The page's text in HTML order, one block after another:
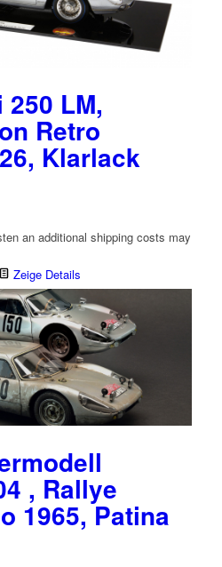
250 LM,
Retro
Klarlack
an additional shipping costs may
Zeige Details
, Rallye
1965, Patina